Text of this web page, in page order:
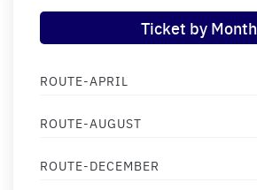
Ticket by Month
ROUTE-APRIL
ROUTE-AUGUST
ROUTE-DECEMBER